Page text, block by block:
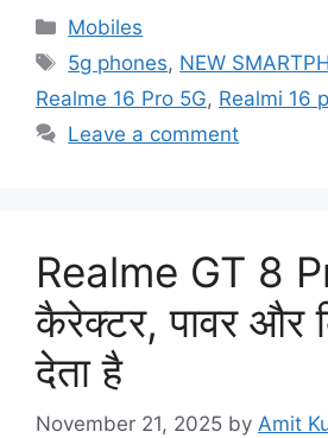
Categories
Mobiles
Tags
5g phones, NEW
Realme 16 Pro 5G, Realmi 16
Leave a comment
Realme GT 8
कैरेक्टर, पावर और
देता है
November 21, 2025 by Amit